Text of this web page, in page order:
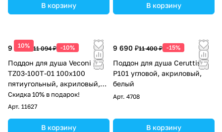
В корзину В корзину
10%
9 985 ₽ 11 094 ₽ -10%
Поддон для душа Veconi
TZ03-100T-01 100х100
пятиугольный, акриловый,
белый
Скидка 10% в подарок!
Арт. 11627
В корзину
9 690 ₽11 400 ₽ -15%
Поддон для душа Ceruttispa
P101 угловой, акриловый,
белый
Арт. 4708
В корзину